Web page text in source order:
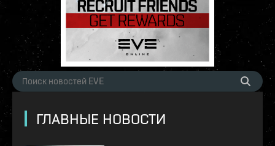
ГЛАВНЫЕ НОВОСТИ